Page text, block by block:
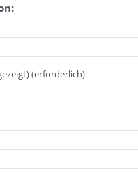
(erforderlich):